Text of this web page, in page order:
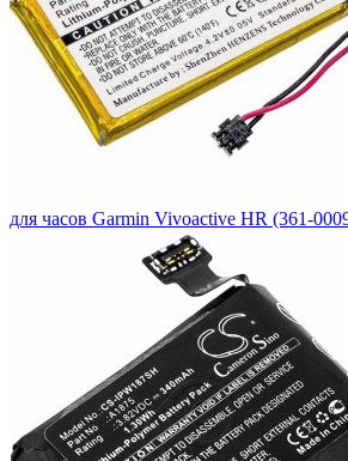
для часов Garmin Vivoactive HR (361-